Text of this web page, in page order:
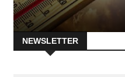
NEWSLETTER